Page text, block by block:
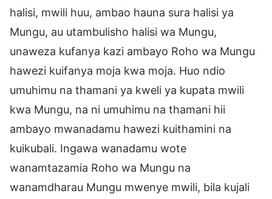
halisi, mwili huu, ambao hauna sura halisi ya
Mungu, au utambulisho halisi wa Mungu,
unaweza kufanya kazi ambayo Roho wa Mungu
hawezi kuifanya moja kwa moja. Huo ndio
umuhimu na thamani ya kweli ya kupata mwili
kwa Mungu, na ni umuhimu na thamani hii
ambayo mwanadamu hawezi kuithamini na
kuikubali. Ingawa wanadamu wote
wanamtazamia Roho wa Mungu na
wanamdharau Mungu mwenye mwili, bila kujali